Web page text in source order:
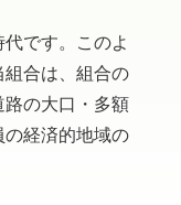
です。このよ
組合は、組合の
の大口・多額
の経済的地域の